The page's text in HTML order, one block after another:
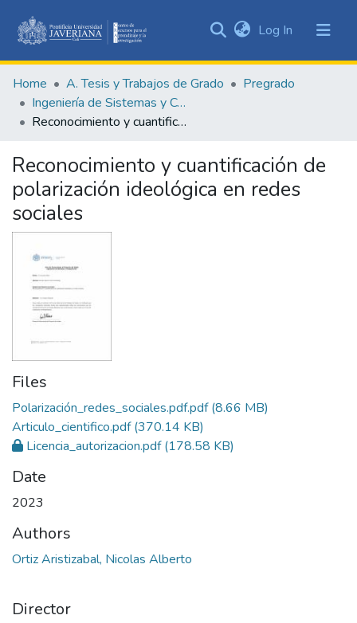
&
Collections
Statistics
Log In (current)
Home A. Tesis y Trabajos de Grado
Pregrado
Ingeniería de Sistemas y Computación
Reconocimiento y cuantificación de polarización ideológica en redes sociales
Reconocimiento y cuantificación de
polarización ideológica en redes
sociales
Files
Polarización_redes_sociales.pdf.pdf(8.66 MB)
Articulo_cientifico.pdf(370.14 KB)
Licencia_autorizacion.pdf(178.58 KB)
Date
2023
Authors
Ortiz Aristizabal, Nicolas Alberto
Director